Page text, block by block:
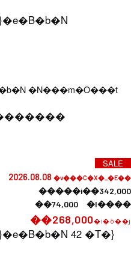
�N���m�O���t
SALE
2026.08.08 �v���C�X�_�E��
�����i��342,000
��74,000 �l����
��268,000�i�ō��j